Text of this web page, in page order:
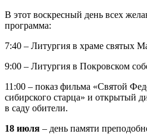
В этот воскресный день всех
программа:
7:40 – Литургия в храме святых
9:00 – Литургия в Покровском
11:00 – показ фильма «Святой
сибирского старца» и открытый
в саду обители.
18 июля – день памяти